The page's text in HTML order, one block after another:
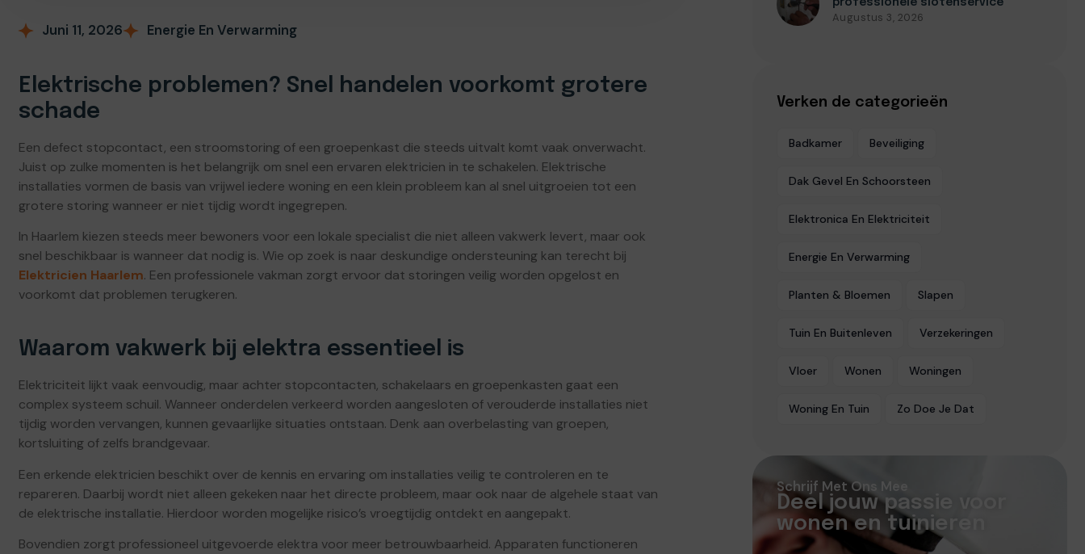
Juni 11, 2026 Energie En Verwarming
Elektrische problemen? Snel handelen voorkomt grotere
schade
Een defect stopcontact, een stroomstoring of een groepenkast die steeds uitvalt komt vaak onverwacht.
Juist op zulke momenten is het belangrijk om snel een ervaren elektricien in te schakelen. Elektrische
installaties vormen de basis van vrijwel iedere woning en een klein probleem kan al snel uitgroeien tot een
grotere storing wanneer er niet tijdig wordt ingegrepen.
In Haarlem kiezen steeds meer bewoners voor een lokale specialist die niet alleen vakwerk levert, maar ook
snel beschikbaar is wanneer dat nodig is. Wie op zoek is naar deskundige ondersteuning kan terecht bij
Elektricien Haarlem. Een professionele vakman zorgt ervoor dat storingen veilig worden opgelost en
voorkomt dat problemen terugkeren.
Waarom vakwerk bij elektra essentieel is
Elektriciteit lijkt vaak eenvoudig, maar achter stopcontacten, schakelaars en groepenkasten gaat een
complex systeem schuil. Wanneer onderdelen verkeerd worden aangesloten of verouderde installaties niet
tijdig worden vervangen, kunnen gevaarlijke situaties ontstaan. Denk aan overbelasting van groepen,
kortsluiting of zelfs brandgevaar.
Een erkende elektricien beschikt over de kennis en ervaring om installaties veilig te controleren en te
repareren. Daarbij wordt niet alleen gekeken naar het directe probleem, maar ook naar de algehele staat van
de elektrische installatie. Hierdoor worden mogelijke risico’s vroegtijdig ontdekt en aangepakt.
Bovendien zorgt professioneel uitgevoerde elektra voor meer betrouwbaarheid. Apparaten functioneren
professionele slotenservice
Augustus 3, 2026
Verken de categorieën
Badkamer Beveiliging
Dak Gevel En Schoorsteen
Elektronica En Elektriciteit
Energie En Verwarming
Planten & Bloemen Slapen
Tuin En Buitenleven Verzekeringen
Vloer Wonen Woningen
Woning En Tuin Zo Doe Je Dat
Schrijf Met Ons Mee
Deel jouw passie voor
wonen en tuinieren